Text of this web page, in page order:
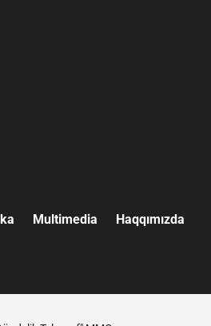
Multimedia
Haqqımızda